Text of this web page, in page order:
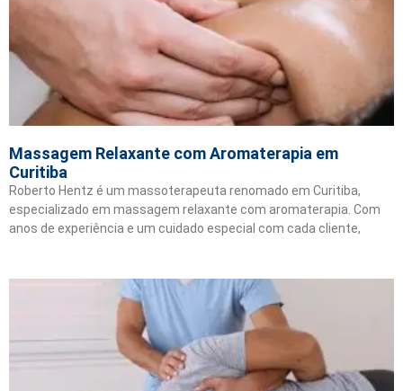
Massagem Relaxante com Aromaterapia em
Curitiba
Roberto Hentz é um massoterapeuta renomado em Curitiba,
especializado em massagem relaxante com aromaterapia. Com
anos de experiência e um cuidado especial com cada cliente,